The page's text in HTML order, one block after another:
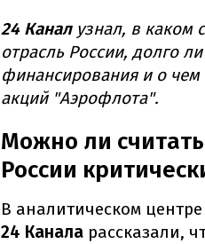
24 Канал узнал, в каком
отрасль России, долго
финансирования и о чем
акций "Аэрофлота".
Можно ли
России
В аналитическом
24 Канала рассказали,